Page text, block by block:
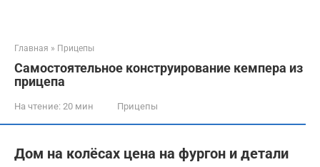
Главная » Прицепы
Самостоятельное конструирование кемпера из
прицепа
На чтение: 20 мин Прицепы
Дом на колёсах цена на фургон и детали